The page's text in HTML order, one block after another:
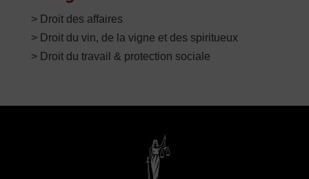
> Droit des affaires
> Droit du vin, de la vigne et des spiritueux
> Droit du travail & protection sociale